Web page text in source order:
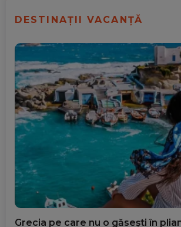
DESTINAȚII VACANȚĂ
Grecia pe care nu o găsești în